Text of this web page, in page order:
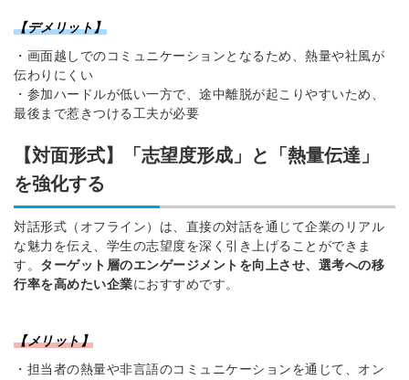
【デメリット】
・画面越しでのコミュニケーションとなるため、熱量や社風が
伝わりにくい
・参加ハードルが低い一方で、途中離脱が起こりやすいため、
最後まで惹きつける工夫が必要
【対面形式】「志望度形成」と「熱量伝達」
を強化する
対話形式（オフライン）は、直接の対話を通じて企業のリアル
な魅力を伝え、学生の志望度を深く引き上げることができま
す。 ターゲット層のエンゲージメントを向上させ、選考への移
行率を高めたい企業におすすめです。
【メリット】
・担当者の熱量や非言語のコミュニケーションを通じて、オン